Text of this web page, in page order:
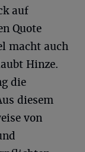
auf
Quote
macht auch
Hinze.
die
diesem
von